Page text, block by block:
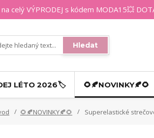
celý VÝPRODEJ s kódem MODA15💥
Hledat
LÉTO 2026🏷️ 🌻🍂NOVINKY🍂🌻
🌻🍂NOVINKY🍂🌻 Superelastické